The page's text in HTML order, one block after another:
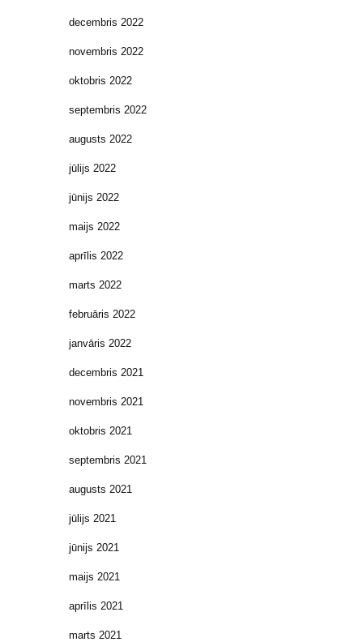
decembris 2022
novembris 2022
oktobris 2022
septembris 2022
augusts 2022
jūlijs 2022
jūnijs 2022
maijs 2022
aprīlis 2022
marts 2022
februāris 2022
janvāris 2022
decembris 2021
novembris 2021
oktobris 2021
septembris 2021
augusts 2021
jūlijs 2021
jūnijs 2021
maijs 2021
aprīlis 2021
marts 2021